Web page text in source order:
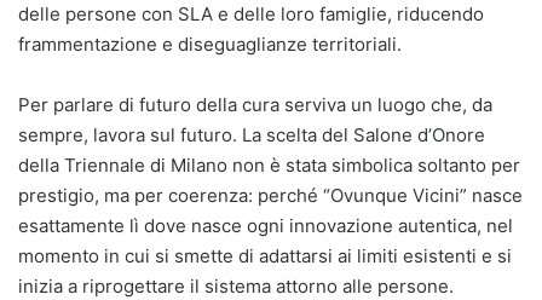
delle persone con SLA e delle loro famiglie, riducendo
frammentazione e diseguaglianze territoriali.
Per parlare di futuro della cura serviva un luogo che, da
sempre, lavora sul futuro. La scelta del Salone d’Onore
della Triennale di Milano non è stata simbolica soltanto per
prestigio, ma per coerenza: perché “Ovunque Vicini” nasce
esattamente lì dove nasce ogni innovazione autentica, nel
momento in cui si smette di adattarsi ai limiti esistenti e si
inizia a riprogettare il sistema attorno alle persone.